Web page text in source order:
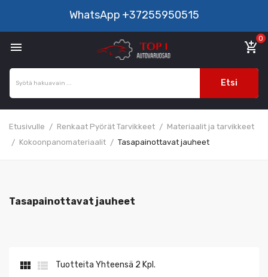
WhatsApp +37255950515
 add_shopping_cart
0
Etsi
Etusivulle Renkaat Pyörät Tarvikkeet
Materiaalit ja tarvikkeet
Kokoonpanomateriaalit
Tasapainottavat jauheet
Tasapainottavat jauheet
 
Tuotteita Yhteensä 2 Kpl.